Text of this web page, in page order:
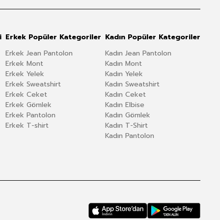
Erkek Popüler Kategoriler
Erkek Jean Pantolon
Erkek Mont
Erkek Yelek
Erkek Sweatshirt
Erkek Ceket
Erkek Gömlek
Erkek Pantolon
Erkek T-shirt
Kadın Popüler Kategoriler
Kadın Jean Pantolon
Kadın Mont
Kadın Yelek
Kadın Sweatshirt
Kadın Ceket
Kadın Elbise
Kadın Gömlek
Kadın T-Shirt
Kadın Pantolon